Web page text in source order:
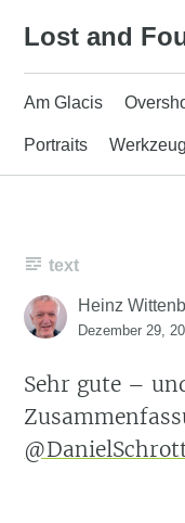
Lost and
Am Glacis
Portraits
text
Heinz
Dezember 29,
Sehr gute –